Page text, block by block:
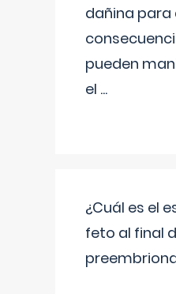
dañina para
pueden
el ...
¿Cuál es el
feto al final